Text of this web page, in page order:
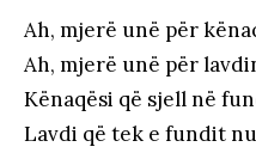
Ah, mjerë unë për
Ah, mjerë unë për
Kënaqësi që sjell në
Lavdi që tek e fundit